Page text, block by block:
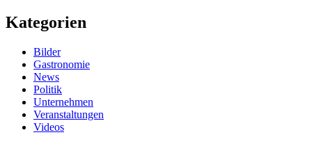
Kategorien
Bilder
Gastronomie
News
Politik
Unternehmen
Veranstaltungen
Videos